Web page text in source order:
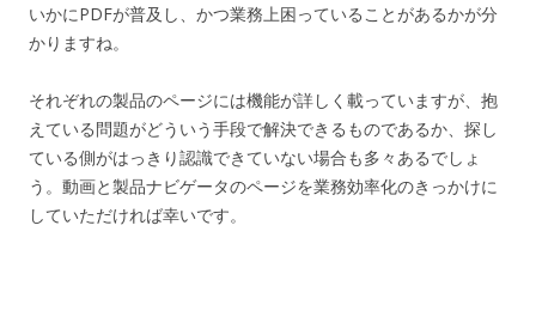
いかにPDFが普及し、かつ業務上困っていることがあるかが分
かりますね。
それぞれの製品のページには機能が詳しく載っていますが、抱
えている問題がどういう手段で解決できるものであるか、探し
ている側がはっきり認識できていない場合も多々あるでしょ
う。動画と製品ナビゲータのページを業務効率化のきっかけに
していただければ幸いです。